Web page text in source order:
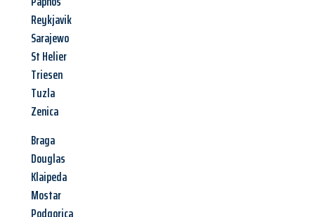
Reykjavik
Sarajewo
St Helier
Triesen
Tuzla
Zenica
Braga
Douglas
Klaipeda
Mostar